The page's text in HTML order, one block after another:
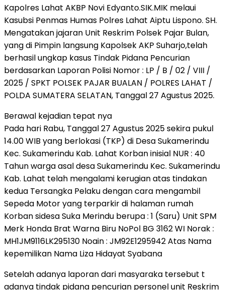
Kapolres Lahat AKBP Novi Edyanto.SIK.MIK melaui
Kasubsi Penmas Humas Polres Lahat Aiptu Lispono. SH.
Mengatakan jajaran Unit Reskrim Polsek Pajar Bulan,
yang di Pimpin langsung Kapolsek AKP Suharjo,telah
berhasil ungkap kasus Tindak Pidana Pencurian
berdasarkan Laporan Polisi Nomor : LP / B / 02 / VIII /
2025 / SPKT POLSEK PAJAR BUALAN / POLRES LAHAT /
POLDA SUMATERA SELATAN, Tanggal 27 Agustus 2025.
Berawal kejadian tepat nya
Pada hari Rabu, Tanggal 27 Agustus 2025 sekira pukul
14.00 WIB yang berlokasi (TKP) di Desa Sukamerindu
Kec. Sukamerindu Kab. Lahat Korban inisial NUR : 40
Tahun warga asal desa Sukamerindu Kec. Sukamerindu
Kab. Lahat telah mengalami kerugian atas tindakan
kedua Tersangka Pelaku dengan cara mengambil
Sepeda Motor yang terparkir di halaman rumah
Korban sidesa Suka Merindu berupa : 1 (Saru) Unit SPM
Merk Honda Brat Warna Biru NoPol BG 3162 WI Norak :
MH1JM9116LK295130 Noain : JM92E1295942 Atas Nama
kepemilikan Nama Liza Hidayat Syabana
Setelah adanya laporan dari masyaraka tersebut t
adanya tindak pidana pencurian personel unit Reskrim